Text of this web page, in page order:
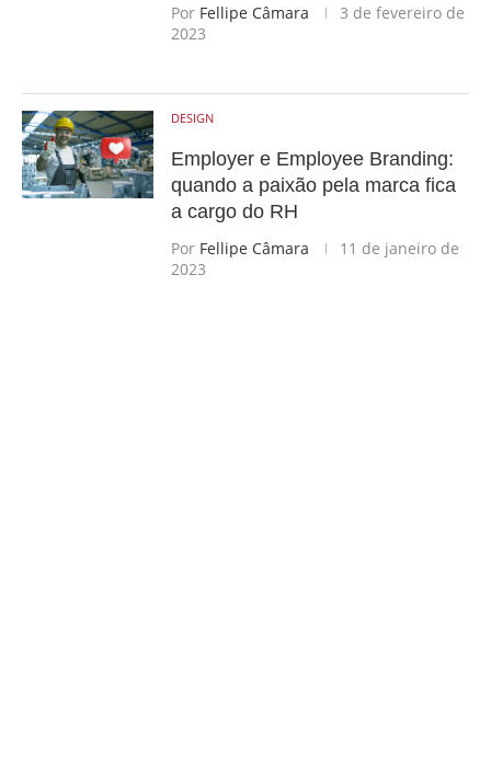
Por Fellipe Câmara
3 de fevereiro de
2023
DESIGN
Employer e Employee Branding:
quando a paixão pela marca fica
a cargo do RH
Por Fellipe Câmara
11 de janeiro de
2023